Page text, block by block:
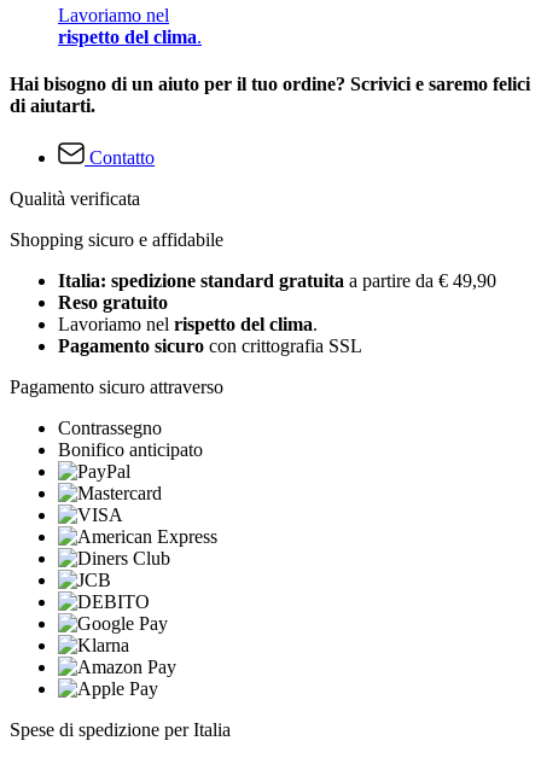
Lavoriamo nel
rispetto del clima.
Hai bisogno di un aiuto per il tuo ordine? Scrivici e saremo felici
di aiutarti.
Contatto
Qualità verificata
Shopping sicuro e affidabile
Italia: spedizione standard gratuita a partire da € 49,90
Reso gratuito
Lavoriamo nel rispetto del clima.
Pagamento sicuro con crittografia SSL
Pagamento sicuro attraverso
Contrassegno
Bonifico anticipato
Spese di spedizione per Italia